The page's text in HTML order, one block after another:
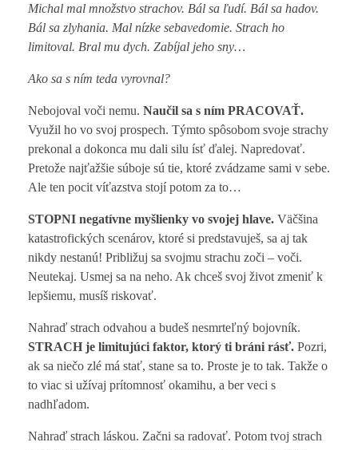
Michal mal množstvo strachov. Bál sa ľudí. Bál sa hadov.
Bál sa zlyhania. Mal nízke sebavedomie. Strach ho
limitoval. Bral mu dych. Zabíjal jeho sny…
Ako sa s ním teda vyrovnal?
Nebojoval voči nemu. Naučil sa s ním PRACOVAŤ.
Využil ho vo svoj prospech. Týmto spôsobom svoje strachy
prekonal a dokonca mu dali silu ísť ďalej. Napredovať.
Pretože najťažšie súboje sú tie, ktoré zvádzame sami v sebe.
Ale ten pocit víťazstva stojí potom za to…
STOPNI negatívne myšlienky vo svojej hlave. Väčšina
katastrofických scenárov, ktoré si predstavuješ, sa aj tak
nikdy nestanú! Približuj sa svojmu strachu zoči – voči.
Neutekaj. Usmej sa na neho. Ak chceš svoj život zmeniť k
lepšiemu, musíš riskovať.
Nahraď strach odvahou a budeš nesmrteľný bojovník.
STRACH je limitujúci faktor, ktorý ti bráni rásť. Pozri,
ak sa niečo zlé má stať, stane sa to. Proste je to tak. Takže o
to viac si užívaj prítomnosť okamihu, a ber veci s
nadhľadom.
Nahraď strach láskou. Začni sa radovať. Potom tvoj strach